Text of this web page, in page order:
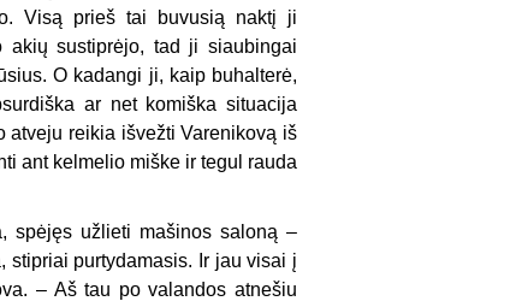
Visą prieš tai buvusią naktį ji
akių sustiprėjo, tad ji siaubingai
O kadangi ji, kaip buhalterė,
ar net komiška situacija
atveju reikia išvežti Varenikovą iš
ant kelmelio miške ir tegul rauda
spėjęs užlieti mašinos saloną –
purtydamasis. Ir jau visai į
– Aš tau po valandos atnešiu